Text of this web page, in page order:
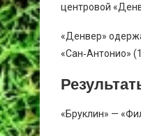
центровой
«Денвер»
«Сан‑Антонио»
«Бруклин» —